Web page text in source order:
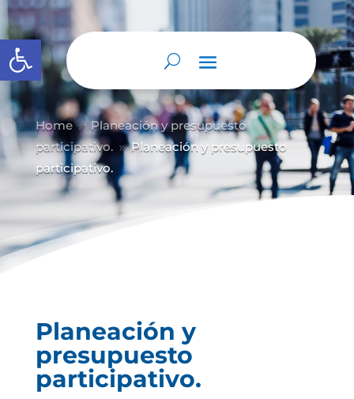
Abrir barra de herramientas
Home 9 Planeación y presupuesto
participativo. 9 Planeación y presupuesto
participativo.
Planeación y
presupuesto
participativo.